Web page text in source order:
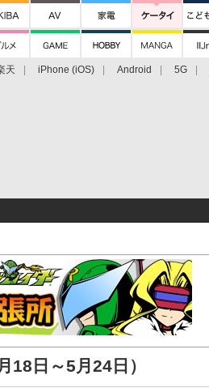
天 iPhone (iOS) Android 5G
日～5月24日）